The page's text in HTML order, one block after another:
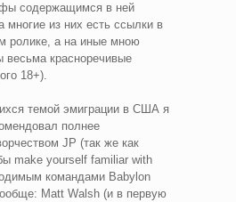
содержащимся в ней
многие из них есть ссылки в
ролике, а на иные мною
весьма красноречивые
18+).
темой эмиграции в США я
полнее
JP (так же как
make yourself familiar with
командами Babylon
Matt Walsh (и в первую